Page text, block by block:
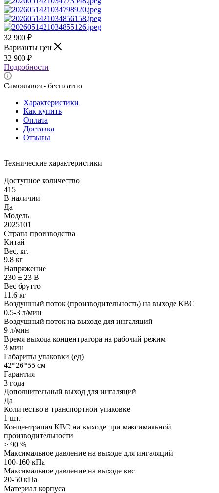
32 900 ₽
Варианты цен
32 900 ₽
Подробности
Самовывоз - бесплатно
Характеристики
Как купить
Оплата
Доставка
Отзывы
Технические характеристики
Доступное количество
415
В наличии
Да
Модель
2025101
Страна производства
Китай
Вес, кг.
9.8 кг
Напряжение
230 ± 23 В
Вес брутто
11.6 кг
Воздушный поток (производительность) на выходе КВС
0.5-3 л/мин
Воздушный поток на выходе для ингаляций
9 л/мин
Время выхода концентратора на рабочий режим
3 мин
Габариты упаковки (ед)
42*26*55 см
Гарантия
3 года
Дополнительный выход для ингаляций
Да
Количество в транспортной упаковке
1 шт.
Концентрация КВС на выходе при максимальной
производительности
≥ 90 %
Максимальное давление на выходе для ингаляций
100-160 кПа
Максимальное давление на выходе квс
20-50 кПа
Материал корпуса